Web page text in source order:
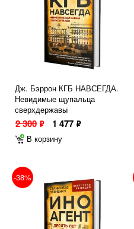
Дж. Бэррон КГБ НАВСЕГДА.
Невидимые щупальца
сверхдержавы
2 300 ф 1 477 ф
В корзину
-38%